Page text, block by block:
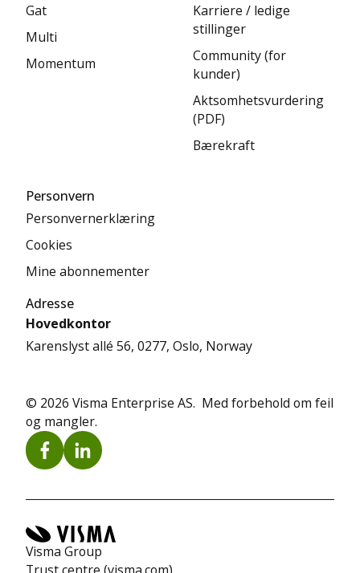
Gat
Multi
Momentum
Karriere / ledige
stillinger
Community (for
kunder)
Aktsomhetsvurdering
(PDF)
Bærekraft
Personvern
Personvernerklæring
Cookies
Mine abonnementer
Adresse
Hovedkontor
Karenslyst allé 56, 0277, Oslo, Norway
© 2026 Visma Enterprise AS. Med forbehold om feil
og mangler.
Visma Group